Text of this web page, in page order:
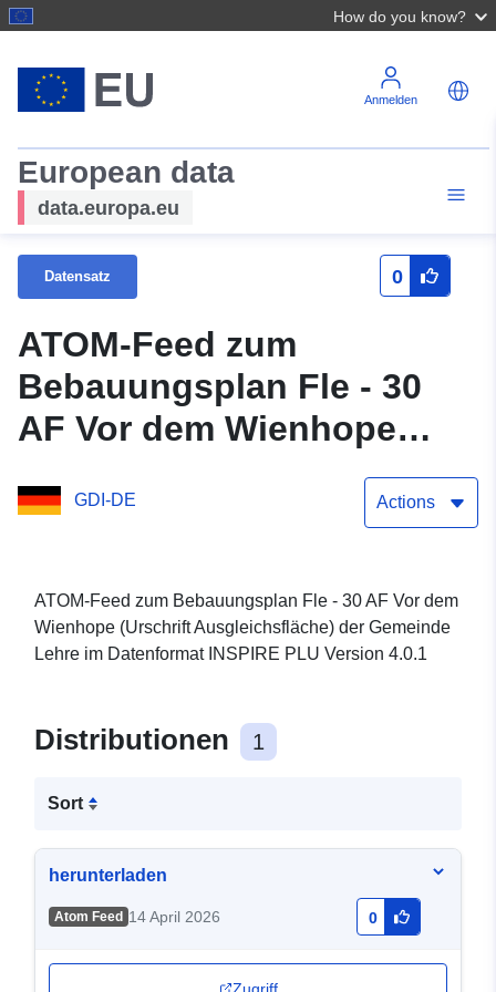
How do you know?
Anmelden
European data
data.europa.eu
Datensatz 0
ATOM-Feed zum
Bebauungsplan Fle - 30
AF Vor dem Wienhope
Ausgleichsfläche) der
GDI-DE Actions
ATOM-Feed zum Bebauungsplan Fle - 30 AF Vor dem
Wienhope (Urschrift Ausgleichsfläche) der Gemeinde
Lehre im Datenformat INSPIRE PLU Version 4.0.1
Distributionen 1
Sort
herunterladen
Atom Feed 14 April 2026 0